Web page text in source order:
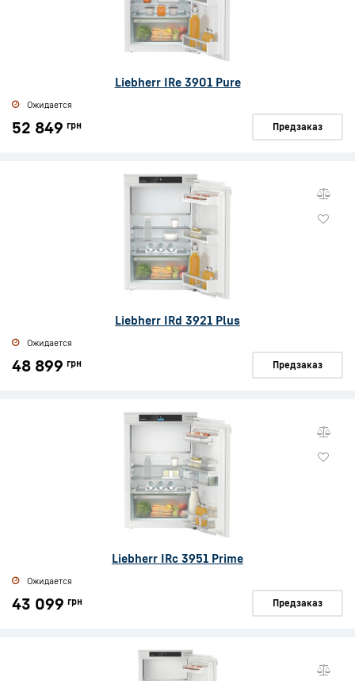
Liebherr IRe 3901 Pure
Ожидается
52 849 грн Предзаказ
Liebherr IRd 3921 Plus
Ожидается
48 899 грн Предзаказ
Liebherr IRc 3951 Prime
Ожидается
43 099 грн Предзаказ